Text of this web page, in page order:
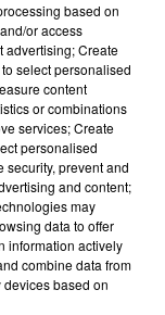
based on
or access
advertising; Create
select personalised
content
or combinations
services; Create
personalised
security, prevent and
and content;
may
data to offer
information actively
combine data from
based on